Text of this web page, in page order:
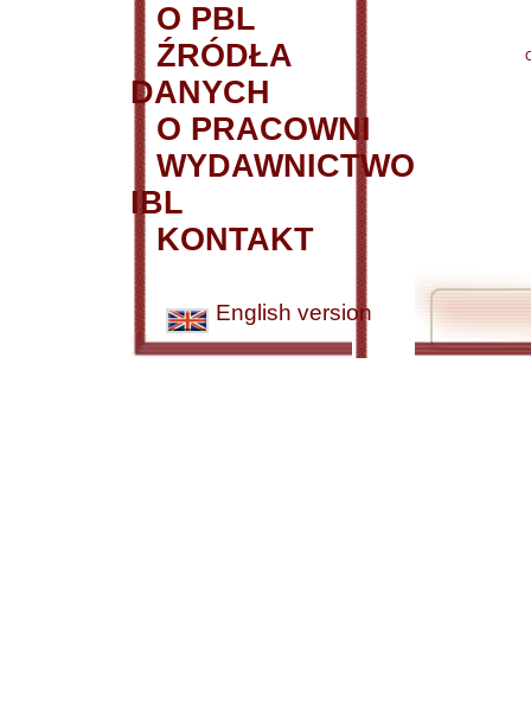
O PBL
ŹRÓDŁA
DANYCH
O PRACOWNI
WYDAWNICTWO
IBL
KONTAKT
English version